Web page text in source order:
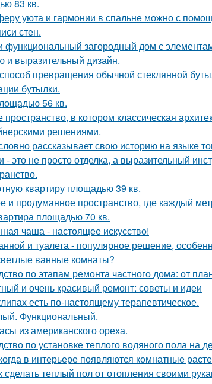
83 кв.
уюта и гармонии в спальне можно с
стен.
загородный дом с
и выразительный дизайн.
превращения обычной стеклянной
бутылки.
56 кв.
в котором классическая
решениями.
рассказывает свою историю на языке
- это не просто отделка, а выразительный
квартиру площадью 39 кв.
и продуманное пространство, где каждый
площадью 70 кв.
чаша - настоящее искусство!
и туалета - популярное решение,
ванные комнаты?
по этапам ремонта частного дома: от
и очень красивый ремонт: советы и идеи
есть по-настоящему терапевтическое.
Функциональный.
из американского ореха.
по установке теплого водяного пола на
в интерьере появляются комнатные
сделать теплый пол от отопления своими